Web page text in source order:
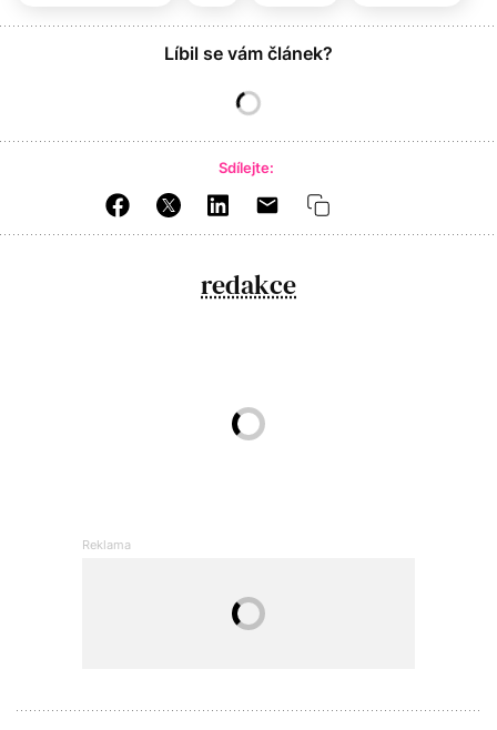
Líbil se vám článek?
Sdílejte:
redakce